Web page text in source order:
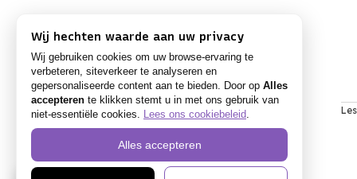
Wij hechten waarde aan uw privacy
Wij gebruiken cookies om uw browse-ervaring te
verbeteren, siteverkeer te analyseren en
gepersonaliseerde content aan te bieden. Door op Alles
accepteren te klikken stemt u in met ons gebruik van
niet-essentiële cookies. Lees ons cookiebeleid.
Alles accepteren